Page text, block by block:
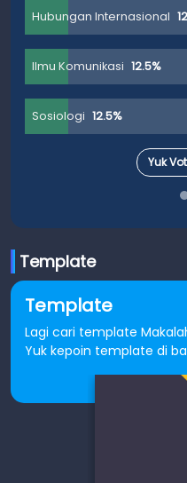
Hubungan Internasional
Ilmu Komunikasi 12.5%
Sosiologi 12.5%
Yuk
Template
Template
Lagi cari template
Yuk kepoin template di